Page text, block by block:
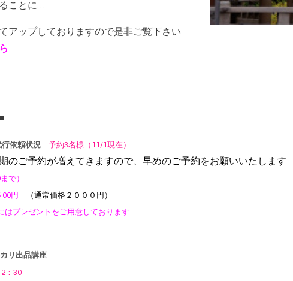
ことに…
アップしておりますので是非ご覧下さい
依頼状況 予約3名様（11/1現在）
のご予約が増えてきますので、早めのご予約をお願いいたします
で）
円
（通常価格２０００円）
はプレゼントをご用意しております
リ出品講座
：30